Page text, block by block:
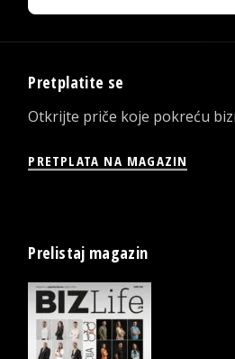
Pretplatite se
Otkrijte priče koje pokreću
PRETPLATA NA MAGAZIN
Prelistaj magazin